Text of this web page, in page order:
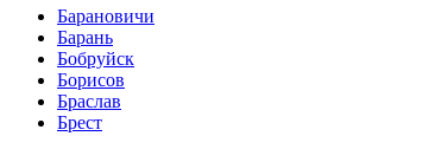
Барановичи
Барань
Бобруйск
Борисов
Браслав
Брест